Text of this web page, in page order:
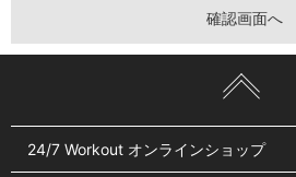
24/7 Workout オンラインショップ